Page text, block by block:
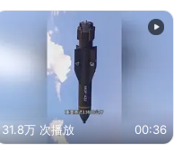
31.8万 次播放 00:36